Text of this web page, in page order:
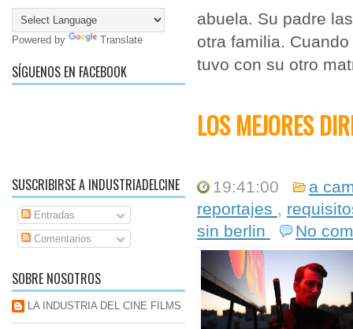
Powered by Translate
SÍGUENOS EN FACEBOOK
SUSCRIBIRSE A INDUSTRIADELCINE
Entradas
Comentarios
SOBRE NOSOTROS
LA INDUSTRIA DEL CINE FILMS
abuela. Su padre
otra familia.
tuvo con su otro
LOS MEJORES
19:41:00
a
reportajes ,
sin berlin
No